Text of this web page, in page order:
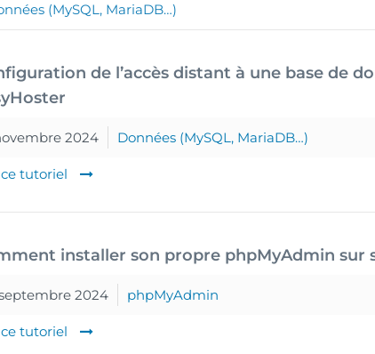
(MySQL, MariaDB…)
de l’accès distant à une base de
2024 Données (MySQL, MariaDB…)
tutoriel
installer son propre phpMyAdmin sur
2024 phpMyAdmin
tutoriel